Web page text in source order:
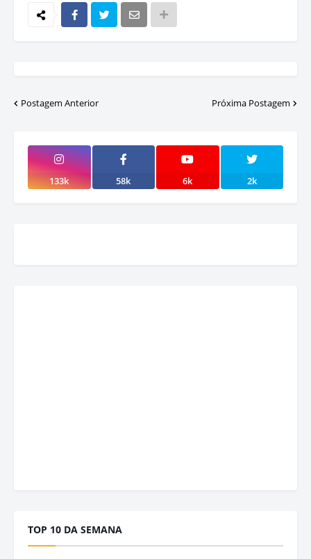
Postagem Anterior Próxima Postagem
133k 58k 6k 2k
TOP 10 DA SEMANA